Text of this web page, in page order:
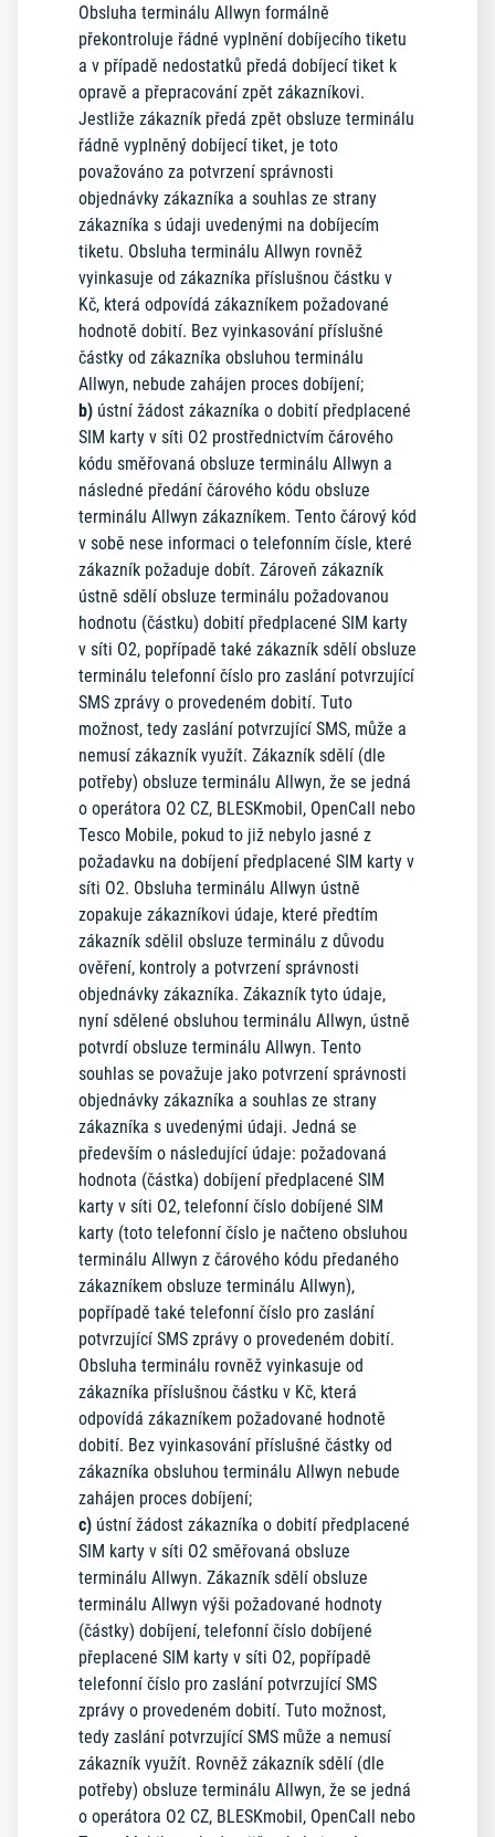
Obsluha terminálu Allwyn formálně
překontroluje řádné vyplnění dobíjecího tiketu
a v případě nedostatků předá dobíjecí tiket k
opravě a přepracování zpět zákazníkovi.
Jestliže zákazník předá zpět obsluze terminálu
řádně vyplněný dobíjecí tiket, je toto
považováno za potvrzení správnosti
objednávky zákazníka a souhlas ze strany
zákazníka s údaji uvedenými na dobíjecím
tiketu. Obsluha terminálu Allwyn rovněž
vyinkasuje od zákazníka příslušnou částku v
Kč, která odpovídá zákazníkem požadované
hodnotě dobití. Bez vyinkasování příslušné
částky od zákazníka obsluhou terminálu
Allwyn, nebude zahájen proces dobíjení;
b) ústní žádost zákazníka o dobití předplacené
SIM karty v síti O2 prostřednictvím čárového
kódu směřovaná obsluze terminálu Allwyn a
následné předání čárového kódu obsluze
terminálu Allwyn zákazníkem. Tento čárový kód
v sobě nese informaci o telefonním čísle, které
zákazník požaduje dobít. Zároveň zákazník
ústně sdělí obsluze terminálu požadovanou
hodnotu (částku) dobití předplacené SIM karty
v síti O2, popřípadě také zákazník sdělí obsluze
terminálu telefonní číslo pro zaslání potvrzující
SMS zprávy o provedeném dobití. Tuto
možnost, tedy zaslání potvrzující SMS, může a
nemusí zákazník využít. Zákazník sdělí (dle
potřeby) obsluze terminálu Allwyn, že se jedná
o operátora O2 CZ, BLESKmobil, OpenCall nebo
Tesco Mobile, pokud to již nebylo jasné z
požadavku na dobíjení předplacené SIM karty v
síti O2. Obsluha terminálu Allwyn ústně
zopakuje zákazníkovi údaje, které předtím
zákazník sdělil obsluze terminálu z důvodu
ověření, kontroly a potvrzení správnosti
objednávky zákazníka. Zákazník tyto údaje,
nyní sdělené obsluhou terminálu Allwyn, ústně
potvrdí obsluze terminálu Allwyn. Tento
souhlas se považuje jako potvrzení správnosti
objednávky zákazníka a souhlas ze strany
zákazníka s uvedenými údaji. Jedná se
především o následující údaje: požadovaná
hodnota (částka) dobíjení předplacené SIM
karty v síti O2, telefonní číslo dobíjené SIM
karty (toto telefonní číslo je načteno obsluhou
terminálu Allwyn z čárového kódu předaného
zákazníkem obsluze terminálu Allwyn),
popřípadě také telefonní číslo pro zaslání
potvrzující SMS zprávy o provedeném dobití.
Obsluha terminálu rovněž vyinkasuje od
zákazníka příslušnou částku v Kč, která
odpovídá zákazníkem požadované hodnotě
dobití. Bez vyinkasování příslušné částky od
zákazníka obsluhou terminálu Allwyn nebude
zahájen proces dobíjení;
c) ústní žádost zákazníka o dobití předplacené
SIM karty v síti O2 směřovaná obsluze
terminálu Allwyn. Zákazník sdělí obsluze
terminálu Allwyn výši požadované hodnoty
(částky) dobíjení, telefonní číslo dobíjené
přeplacené SIM karty v síti O2, popřípadě
telefonní číslo pro zaslání potvrzující SMS
zprávy o provedeném dobití. Tuto možnost,
tedy zaslání potvrzující SMS může a nemusí
zákazník využít. Rovněž zákazník sdělí (dle
potřeby) obsluze terminálu Allwyn, že se jedná
o operátora O2 CZ, BLESKmobil, OpenCall nebo